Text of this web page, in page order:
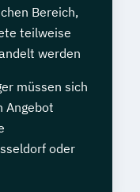
Bereich,
teilweise
werden
müssen sich
Angebot
oder